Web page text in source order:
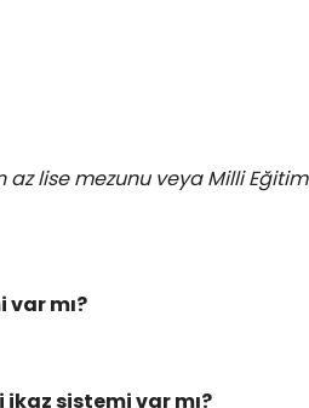
az lise mezunu veya Milli Eğitim
mı?
sistemi var mı?